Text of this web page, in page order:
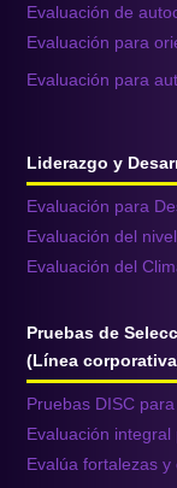
Evaluación de
Evaluación para
Evaluación para
Liderazgo y
Evaluación para
Evaluación del
Evaluación del
Pruebas de
(Línea
Pruebas DISC
Evaluación
Evalúa fortalezas